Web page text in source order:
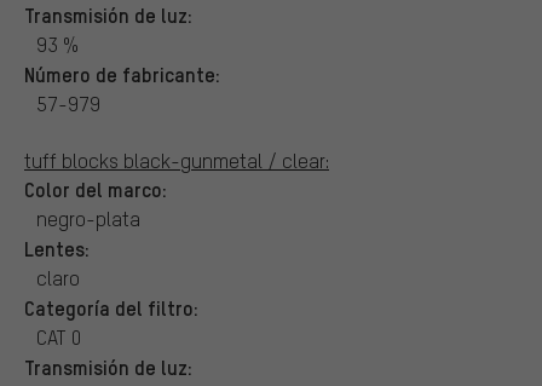
Transmisión de luz:
93 %
Número de fabricante:
57-979
tuff blocks black-gunmetal / clear:
Color del marco:
negro-plata
Lentes:
claro
Categoría del filtro:
CAT 0
Transmisión de luz: